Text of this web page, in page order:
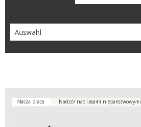
Nasza praca Nadzór nad lasami niepaństwowymi